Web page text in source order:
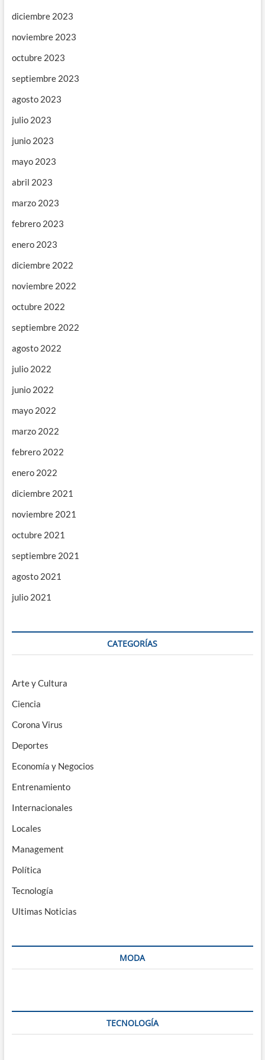
diciembre 2023
noviembre 2023
octubre 2023
septiembre 2023
agosto 2023
julio 2023
junio 2023
mayo 2023
abril 2023
marzo 2023
febrero 2023
enero 2023
diciembre 2022
noviembre 2022
octubre 2022
septiembre 2022
agosto 2022
julio 2022
junio 2022
mayo 2022
marzo 2022
febrero 2022
enero 2022
diciembre 2021
noviembre 2021
octubre 2021
septiembre 2021
agosto 2021
julio 2021
CATEGORÍAS
Arte y Cultura
Ciencia
Corona Virus
Deportes
Economía y Negocios
Entrenamiento
Internacionales
Locales
Management
Política
Tecnología
Ultimas Noticias
MODA
TECNOLOGÍA